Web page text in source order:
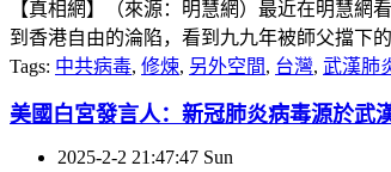
【真相網】（來源：明慧網）最近在明慧
到香港自由的淪陷，看到九九年被師父擋下
Tags: 中共病毒, 修煉, 另外空間, 台灣, 武漢肺
美國白宮發言人：新冠肺炎病毒源於武
2025-2-2 21:47:47 Sun